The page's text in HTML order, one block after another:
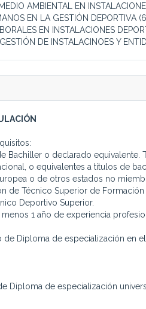
AMBIENTAL EN
EN LA GESTIÓN DEPORTIVA
EN INSTALACIONES
DE INSTALACINOES Y
o declarado equivalente.
o equivalentes a títulos de
o de otros estados no
de Técnico Superior de
Deportivo Superior.
1 año de experiencia
de Diploma de especialización en
Diploma de especialización